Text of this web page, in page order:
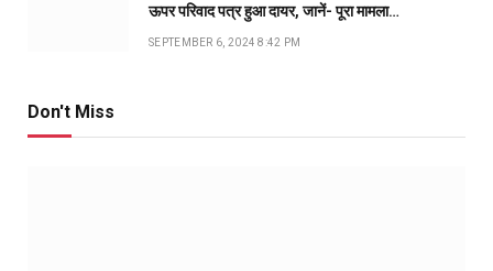
ऊपर परिवाद पत्र हुआ दायर, जानें- पूरा मामला…
SEPTEMBER 6, 2024 8:42 PM
Don't Miss